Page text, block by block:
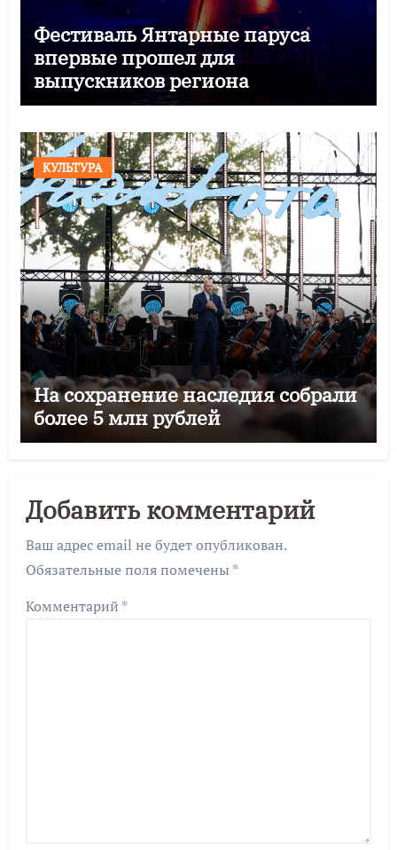
Фестиваль Янтарные паруса
впервые прошел для
выпускников региона
КУЛЬТУРА
На сохранение наследия собрали
более 5 млн рублей
Добавить комментарий
Ваш адрес email не будет опубликован.
Обязательные поля помечены *
Комментарий *